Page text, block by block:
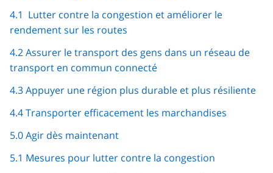
4.1 Lutter contre la congestion et améliorer le
rendement sur les routes
4.2 Assurer le transport des gens dans un réseau de
transport en commun connecté
4.3 Appuyer une région plus durable et plus résiliente
4.4 Transporter efficacement les marchandises
5.0 Agir dès maintenant
5.1 Mesures pour lutter contre la congestion